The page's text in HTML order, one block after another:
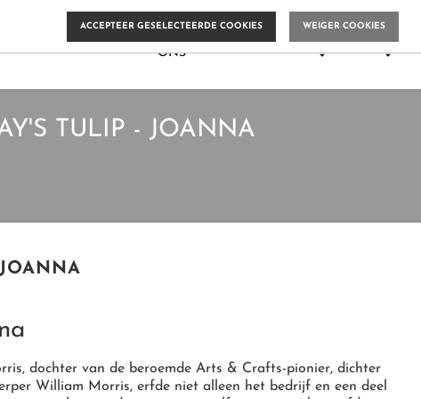
BIGGELAARVERF.NL
OVER
ONS
MEER 



TULIP - JOANNA
dochter van de beroemde Arts & Crafts-pionier, dichter
William Morris, erfde niet alleen het bedrijf en een deel
ACCEPTEER GESELECTEERDE COOKIES WEIGER COOKIES